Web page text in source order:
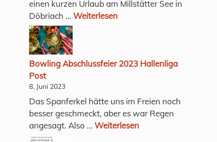
einen kurzen Urlaub am Millstätter See in
Döbriach ... Weiterlesen
Bowling Abschlussfeier 2023 Hallenliga
Post
8. Juni 2023
Das Spanferkel hätte uns im Freien noch
besser geschmeckt, aber es war Regen
angesagt. Also ... Weiterlesen